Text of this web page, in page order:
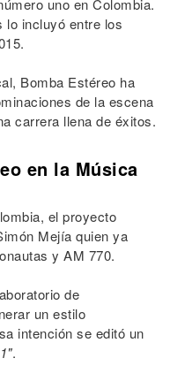
uno en Colombia.
lo incluyó entre los
Bomba Estéreo ha
de la escena
carrera llena de éxitos.
en la Música
el proyecto
Mejía quien ya
y AM 770.
de
un estilo
intención se editó un
.